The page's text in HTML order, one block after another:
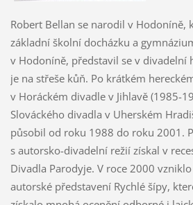
Robert Bellan se narodil v Hodoníně,
základní školní docházku a
v Hodoníně, představil se v divadelní
je na střeše kůň. Po krátkém
v Horáckém divadle v Jihlavě (1985-
Slováckého divadla v Uherském
působil od roku 1988 do roku 2001.
s autorsko-divadelní režií získal v
Divadla Parodyje. V roce 2000
autorské představení Rychlé šípy,